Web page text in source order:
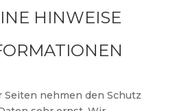
HINWEISE
Seiten nehmen den Schutz